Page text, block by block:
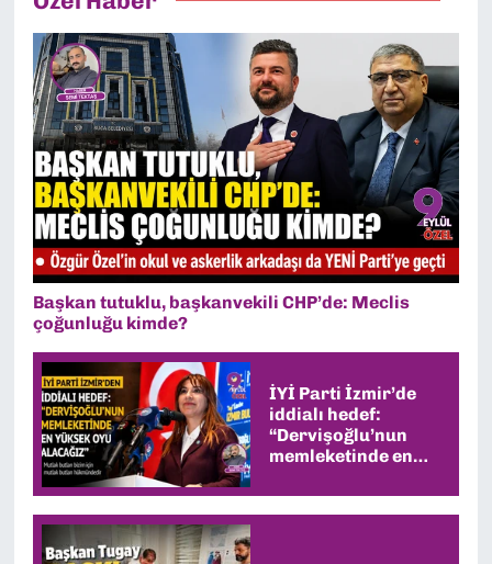
ya da otoparklar var; kalanlar ise
satışa çıkarılıyor.
Başkan tutuklu, başkanvekili CHP’de: Meclis
çoğunluğu kimde?
İYİ Parti İzmir’de
iddialı hedef:
“Dervişoğlu’nun
memleketinde en
alacağız”